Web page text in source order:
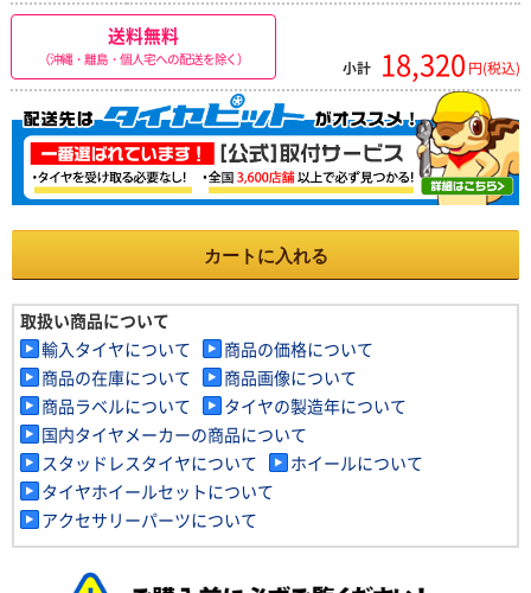
送料無料
（沖縄・離島・個人宅への配送を除く） 小計 18,320 円(税込)
カートに入れる
取扱い商品について
輸入タイヤについて
商品の価格について
商品の在庫について
商品画像について
商品ラベルについて
タイヤの製造年について
国内タイヤメーカーの商品について
スタッドレスタイヤについて
ホイールについて
タイヤホイールセットについて
アクセサリーパーツについて